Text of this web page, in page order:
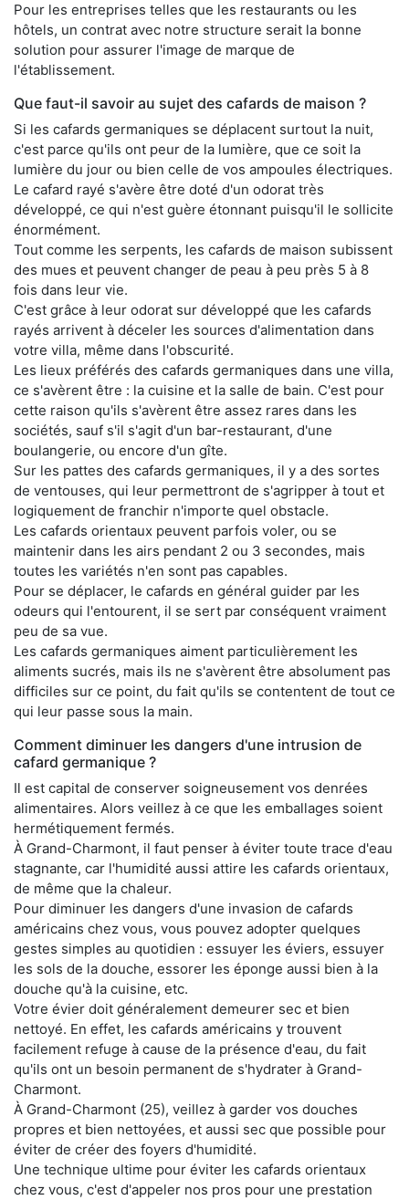
Pour les entreprises telles que les restaurants ou les
hôtels, un contrat avec notre structure serait la bonne
solution pour assurer l'image de marque de
l'établissement.
Que faut-il savoir au sujet des cafards de maison ?
Si les cafards germaniques se déplacent surtout la nuit,
c'est parce qu'ils ont peur de la lumière, que ce soit la
lumière du jour ou bien celle de vos ampoules électriques.
Le cafard rayé s'avère être doté d'un odorat très
développé, ce qui n'est guère étonnant puisqu'il le sollicite
énormément.
Tout comme les serpents, les cafards de maison subissent
des mues et peuvent changer de peau à peu près 5 à 8
fois dans leur vie.
C'est grâce à leur odorat sur développé que les cafards
rayés arrivent à déceler les sources d'alimentation dans
votre villa, même dans l'obscurité.
Les lieux préférés des cafards germaniques dans une villa,
ce s'avèrent être : la cuisine et la salle de bain. C'est pour
cette raison qu'ils s'avèrent être assez rares dans les
sociétés, sauf s'il s'agit d'un bar-restaurant, d'une
boulangerie, ou encore d'un gîte.
Sur les pattes des cafards germaniques, il y a des sortes
de ventouses, qui leur permettront de s'agripper à tout et
logiquement de franchir n'importe quel obstacle.
Les cafards orientaux peuvent parfois voler, ou se
maintenir dans les airs pendant 2 ou 3 secondes, mais
toutes les variétés n'en sont pas capables.
Pour se déplacer, le cafards en général guider par les
odeurs qui l'entourent, il se sert par conséquent vraiment
peu de sa vue.
Les cafards germaniques aiment particulièrement les
aliments sucrés, mais ils ne s'avèrent être absolument pas
difficiles sur ce point, du fait qu'ils se contentent de tout ce
qui leur passe sous la main.
Comment diminuer les dangers d'une intrusion de
cafard germanique ?
Il est capital de conserver soigneusement vos denrées
alimentaires. Alors veillez à ce que les emballages soient
hermétiquement fermés.
À Grand-Charmont, il faut penser à éviter toute trace d'eau
stagnante, car l'humidité aussi attire les cafards orientaux,
de même que la chaleur.
Pour diminuer les dangers d'une invasion de cafards
américains chez vous, vous pouvez adopter quelques
gestes simples au quotidien : essuyer les éviers, essuyer
les sols de la douche, essorer les éponge aussi bien à la
douche qu'à la cuisine, etc.
Votre évier doit généralement demeurer sec et bien
nettoyé. En effet, les cafards américains y trouvent
facilement refuge à cause de la présence d'eau, du fait
qu'ils ont un besoin permanent de s'hydrater à Grand-
Charmont.
À Grand-Charmont (25), veillez à garder vos douches
propres et bien nettoyées, et aussi sec que possible pour
éviter de créer des foyers d'humidité.
Une technique ultime pour éviter les cafards orientaux
chez vous, c'est d'appeler nos pros pour une prestation